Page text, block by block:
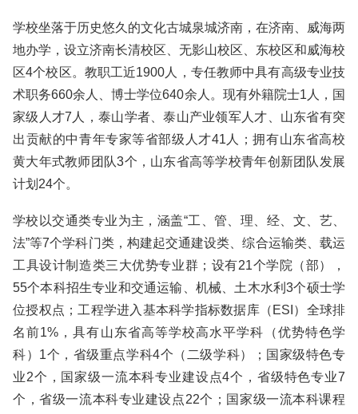
学校坐落于历史悠久的文化古城泉城济南，在济南、威海两
地办学，设立济南长清校区、无影山校区、东校区和威海校
区4个校区。教职工近1900人，专任教师中具有高级专业技
术职务660余人、博士学位640余人。现有外籍院士1人，国
家级人才7人，泰山学者、泰山产业领军人才、山东省有突
出贡献的中青年专家等省部级人才41人；拥有山东省高校
黄大年式教师团队3个，山东省高等学校青年创新团队发展
计划24个。
学校以交通类专业为主，涵盖“工、管、理、经、文、艺、
法”等7个学科门类，构建起交通建设类、综合运输类、载运
工具设计制造类三大优势专业群；设有21个学院（部），
55个本科招生专业和交通运输、机械、土木水利3个硕士学
位授权点；工程学进入基本科学指标数据库（ESI）全球排
名前1%，具有山东省高等学校高水平学科（优势特色学
科）1个，省级重点学科4个（二级学科）；国家级特色专
业2个，国家级一流本科专业建设点4个，省级特色专业7
个，省级一流本科专业建设点22个；国家级一流本科课程